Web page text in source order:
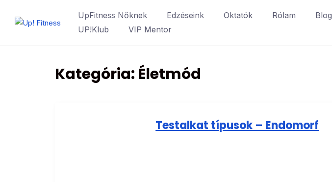
tartalomhoz
UpFitness Nőknek Edzéseink Oktatók Rólam Blog
UP!Klub
VIP Mentor
Kategória: Életmód
Testalkat típusok – Endomorf